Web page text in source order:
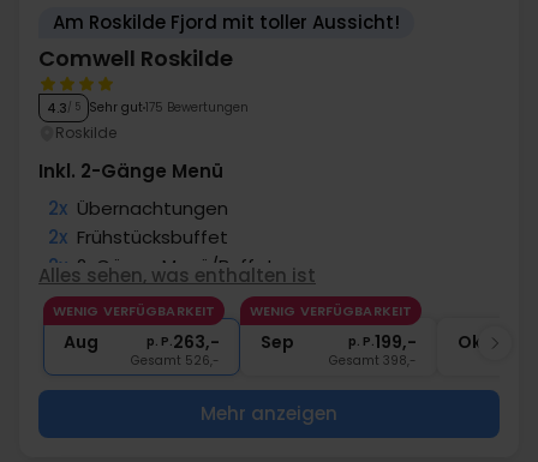
Am Roskilde Fjord mit toller Aussicht!
Comwell Roskilde
4.3/ 5 Sehr gut 175 Bewertungen
Roskilde
Inkl. 2-Gänge Menü
2x Übernachtungen
2x Frühstücksbuffet
2x 2-Gänge Menü/Buffet
2x Kaffee zum Mitnehmen
∞ Gratis Parken
Alles sehen, was enthalten ist
WENIG VERFÜGBARKEIT
Aug p. P.263,-
Gesamt 526,-
WENIG VERFÜGBARKEIT
Sep p. P.199,-
Gesamt 398,-
Okt
Mehr anzeigen